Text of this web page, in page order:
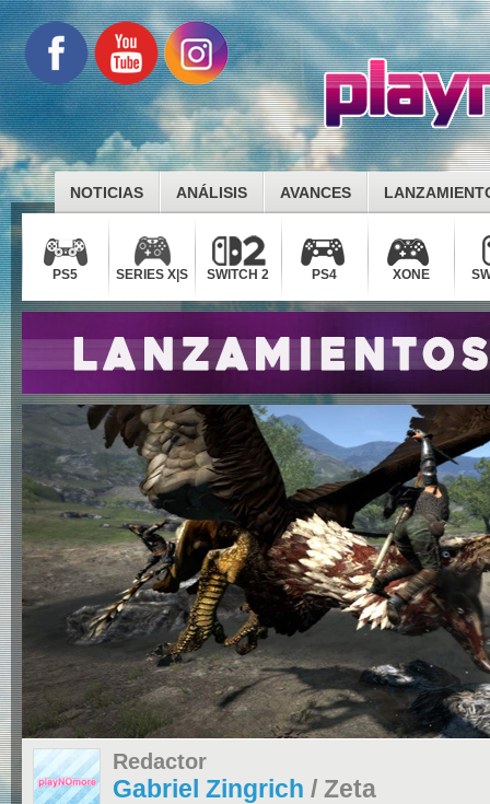
NOTICIAS ANÁLISIS AVANCES
PS5 SERIES X|S SWITCH 2 PS4 XONE
Redactor
Gabriel Zingrich / Zeta